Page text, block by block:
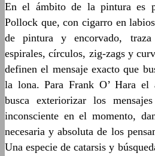
En el ámbito de la pintura es
Pollock que, con cigarro en
de pintura y encorvado,
espirales, círculos, zig-zags y
definen el mensaje exacto que
la lona. Para Frank O’ Hara el
busca exteriorizar los
inconsciente en el momento,
necesaria y absoluta de los
Una especie de catarsis y